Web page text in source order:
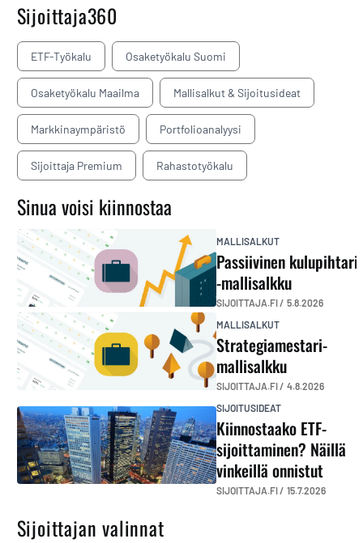
Sijoittaja360
ETF-Työkalu Osaketyökalu Suomi
Osaketyökalu Maailma Mallisalkut & Sijoitusideat
Markkinaympäristö Portfolioanalyysi
Sijoittaja Premium Rahastotyökalu
Sinua voisi kiinnostaa
MALLISALKUT
Passiivinen kulupihtari
-mallisalkku
SIJOITTAJA.FI / 5.8.2026
MALLISALKUT
Strategiamestari-
mallisalkku
SIJOITTAJA.FI / 4.8.2026
SIJOITUSIDEAT
Kiinnostaako ETF-
sijoittaminen? Näillä
vinkeillä onnistut
SIJOITTAJA.FI / 15.7.2026
Sijoittajan valinnat